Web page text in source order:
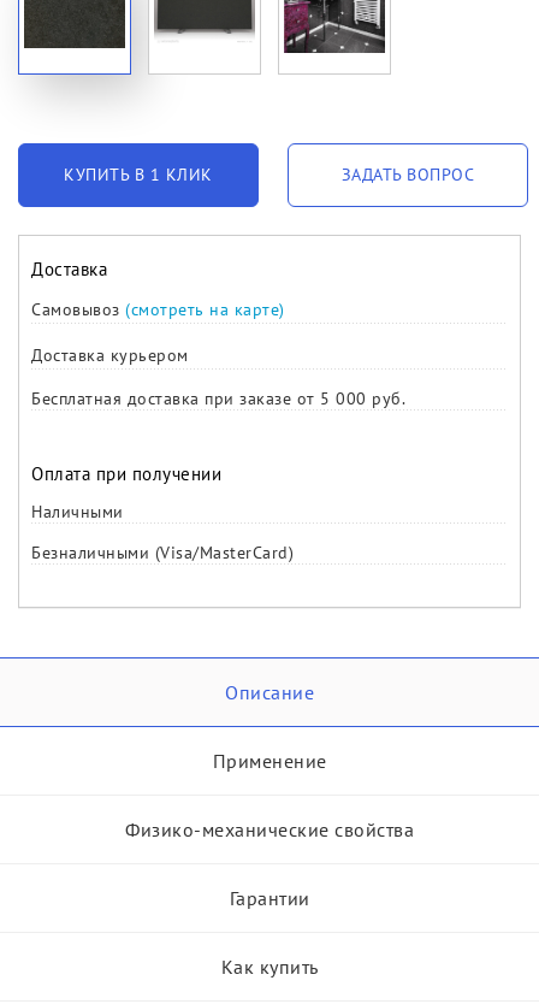
КУПИТЬ В 1 КЛИК ЗАДАТЬ ВОПРОС
Доставка
Самовывоз (смотреть на карте)
Доставка курьером
Бесплатная доставка при заказе от 5 000 руб.
Оплата при получении
Наличными
Безналичными (Visa/MasterCard)
Описание
Применение
Физико-механические свойства
Гарантии
Как купить